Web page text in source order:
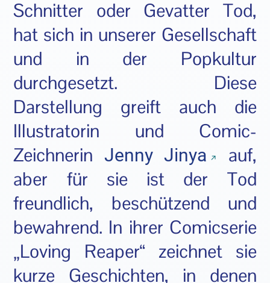
Schnitter oder Gevatter Tod,
hat sich in unserer Gesellschaft
und in der Popkultur
durchgesetzt. Diese
Darstellung greift auch die
Illustratorin und Comic-
Zeichnerin Jenny Jinya
auf,
aber für sie ist der Tod
freundlich, beschützend und
bewahrend. In ihrer Comicserie
„Loving Reaper“ zeichnet sie
kurze Geschichten, in denen